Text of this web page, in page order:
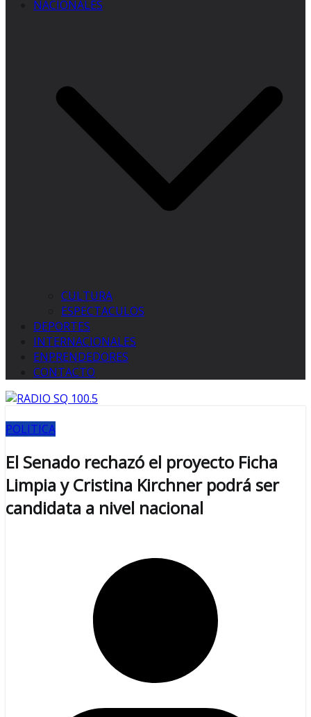
NACIONALES
CULTURA
ESPECTACULOS
DEPORTES
INTERNACIONALES
ENPRENDEDORES
CONTACTO
POLITICA
El Senado rechazó el proyecto Ficha
Limpia y Cristina Kirchner podrá ser
candidata a nivel nacional